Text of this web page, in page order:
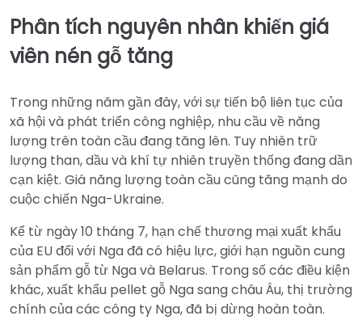
Phân tích nguyên nhân khiến giá
viên nén gỗ tăng
Trong những năm gần đây, với sự tiến bộ liên tục của
xã hội và phát triển công nghiệp, nhu cầu về năng
lượng trên toàn cầu đang tăng lên. Tuy nhiên trữ
lượng than, dầu và khí tự nhiên truyền thống đang dần
cạn kiệt. Giá năng lượng toàn cầu cũng tăng mạnh do
cuộc chiến Nga-Ukraine.
Kể từ ngày 10 tháng 7, hạn chế thương mại xuất khẩu
của EU đối với Nga đã có hiệu lực, giới hạn nguồn cung
sản phẩm gỗ từ Nga và Belarus. Trong số các điều kiện
khác, xuất khẩu pellet gỗ Nga sang châu Âu, thị trường
chính của các công ty Nga, đã bị dừng hoàn toàn.